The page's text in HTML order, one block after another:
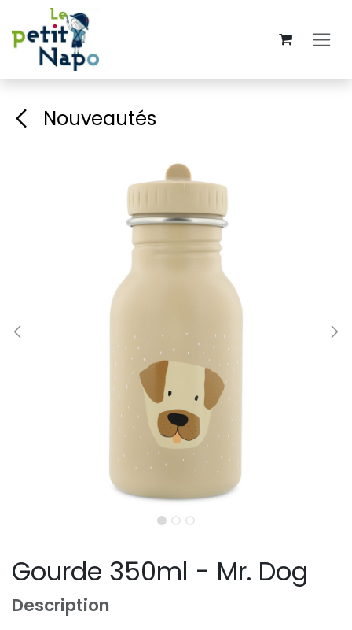
Overslaan naar inhoud
Nouveautés
Gourde 350ml - Mr. Dog
Description